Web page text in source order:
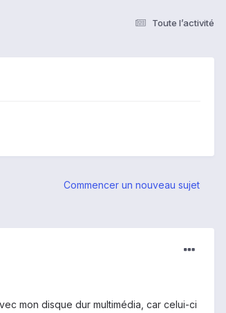
Toute l’activité
Commencer un nouveau sujet
mon disque dur multimédia, car celui-ci